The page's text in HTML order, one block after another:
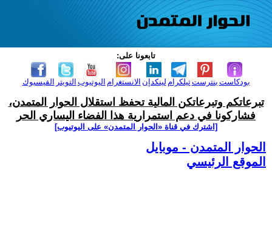
تابعونا على:
الفيسبوك التويتر اليوتيوب الانستغرام لينكدإن تيلكرامبنترست بودكاست
تبرعاتكم وتبرعاتكن المالية تحفظ استقلال الحوار المتمدن،
فشاركونا في دعم استمرارية هذا الفضاء اليساري الحر
[اشترك في قناة ‫«الحوار المتمدن» على اليوتيوب]
الحوار المتمدن - موبايل
الموقع الرئيسي